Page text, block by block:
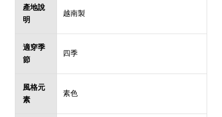
產地說
明
越南製
適穿季
節
四季
風格元
素
素色